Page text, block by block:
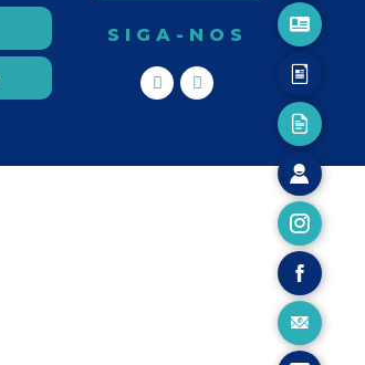
SIGA-NOS